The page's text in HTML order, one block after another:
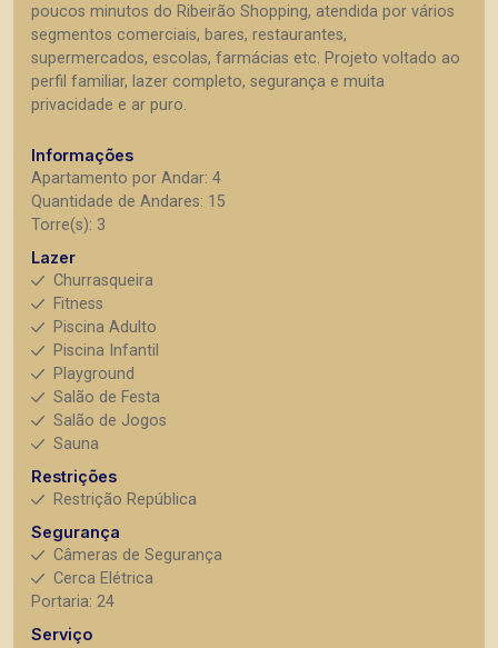
poucos minutos do Ribeirão Shopping, atendida por vários
segmentos comerciais, bares, restaurantes,
supermercados, escolas, farmácias etc. Projeto voltado ao
perfil familiar, lazer completo, segurança e muita
privacidade e ar puro.
Informações
Apartamento por Andar: 4
Quantidade de Andares: 15
Torre(s): 3
Lazer
Churrasqueira
Fitness
Piscina Adulto
Piscina Infantil
Playground
Salão de Festa
Salão de Jogos
Sauna
Restrições
Restrição República
Segurança
Câmeras de Segurança
Cerca Elétrica
Portaria: 24
Serviço